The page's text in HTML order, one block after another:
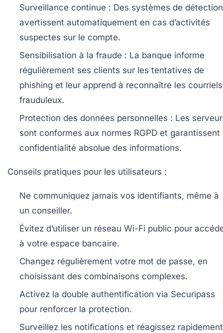
Surveillance continue : Des systèmes de détection
avertissent automatiquement en cas d’activités
suspectes sur le compte.
Sensibilisation à la fraude : La banque informe
régulièrement ses clients sur les tentatives de
phishing et leur apprend à reconnaître les courriels
frauduleux.
Protection des données personnelles : Les
sont conformes aux normes RGPD et garantissent
confidentialité absolue des informations.
Conseils pratiques pour les utilisateurs :
Ne communiquez jamais vos identifiants, même à
un conseiller.
Évitez d’utiliser un réseau Wi-Fi public pour
à votre espace bancaire.
Changez régulièrement votre mot de passe, en
choisissant des combinaisons complexes.
Activez la double authentification via Securipass
pour renforcer la protection.
Surveillez les notifications et réagissez